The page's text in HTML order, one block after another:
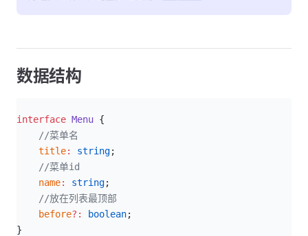
数据结构
interface Menu {
    //菜单名
    title
: string;
    //菜单id
    name
: string;
    //放在列表最顶部
    before
?: boolean;
}